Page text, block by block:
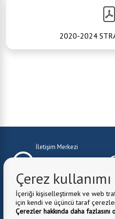
2020-2024
İletişim Merkezi
0224 372 10 01
E-Mail:
Belediye Adresi:Kale Mah.
Fax:0224
Çerez kullanımı
İçeriği kişiselleştirmek ve web
için kendi ve üçüncü taraf
Çerezler hakkında daha fazlasını